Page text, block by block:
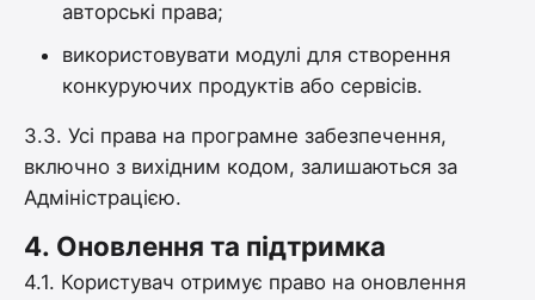
авторські права;
використовувати модулі для створення
конкуруючих продуктів або сервісів.
3.3. Усі права на програмне забезпечення,
включно з вихідним кодом, залишаються за
Адміністрацією.
4. Оновлення та підтримка
4.1. Користувач отримує право на оновлення